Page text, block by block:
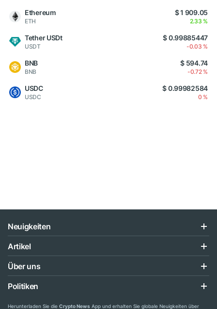
Ethereum
ETH
$ 1 909.05
2.33 %
Tether USDt
USDT
$ 0.99885447
-0.03 %
BNB
BNB
$ 594.74
-0.72 %
USDC
USDC
$ 0.99982584
0 %
Neuigkeiten
Artikel
Über uns
Politiken
Herunterladen Sie die Crypto News App und erhalten Sie globale Neuigkeiten über